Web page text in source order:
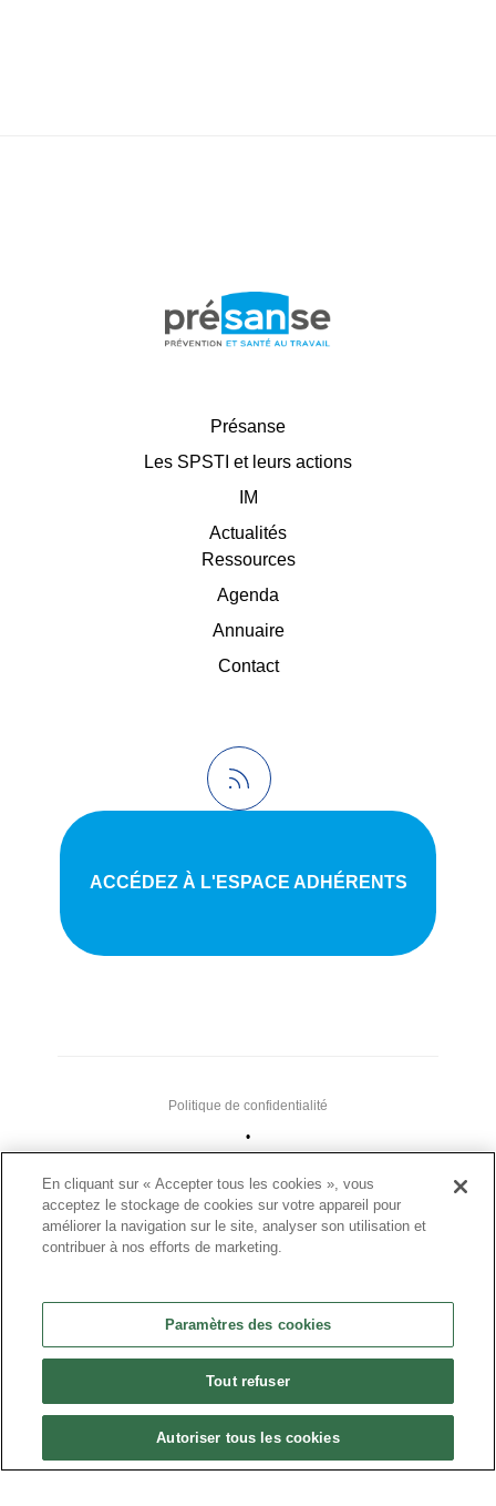
Présanse
Les SPSTI et leurs actions
IM
Actualités
Ressources
Agenda
Annuaire
Contact
ACCÉDEZ À L'ESPACE ADHÉRENTS
Liens utiles
•
Politique de confidentialité
CGU
•
FAQ
Paramètres des cookies
En cliquant sur « Accepter tous les cookies », vous
acceptez le stockage de cookies sur votre appareil pour
améliorer la navigation sur le site, analyser son utilisation et
contribuer à nos efforts de marketing.
Paramètres des cookies
Tout refuser
Autoriser tous les cookies